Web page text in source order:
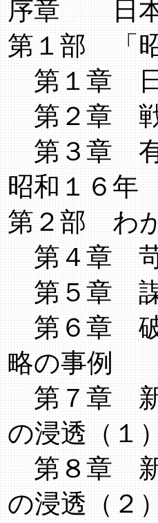
序章 日本
第１部 「
第１章 日
第２章 戦
第３章 有
昭和１６年
第２部 わ
第４章 苛
第５章 謀
第６章 破
略の事例
第７章 新
の浸透（１
第８章 新
の浸透（２